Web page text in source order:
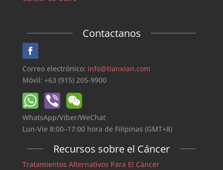
Contactanos
Correo electrónico: info@tianxian.com
Móvil: +63 (915) 205-9900
WhatsApp/Viber/WeChat
Lun-Vie 8:00–17:00 hora de Filipinas (GMT+8)
Recursos sobre el Cáncer
Tratamientos Alternativos Para El Cáncer